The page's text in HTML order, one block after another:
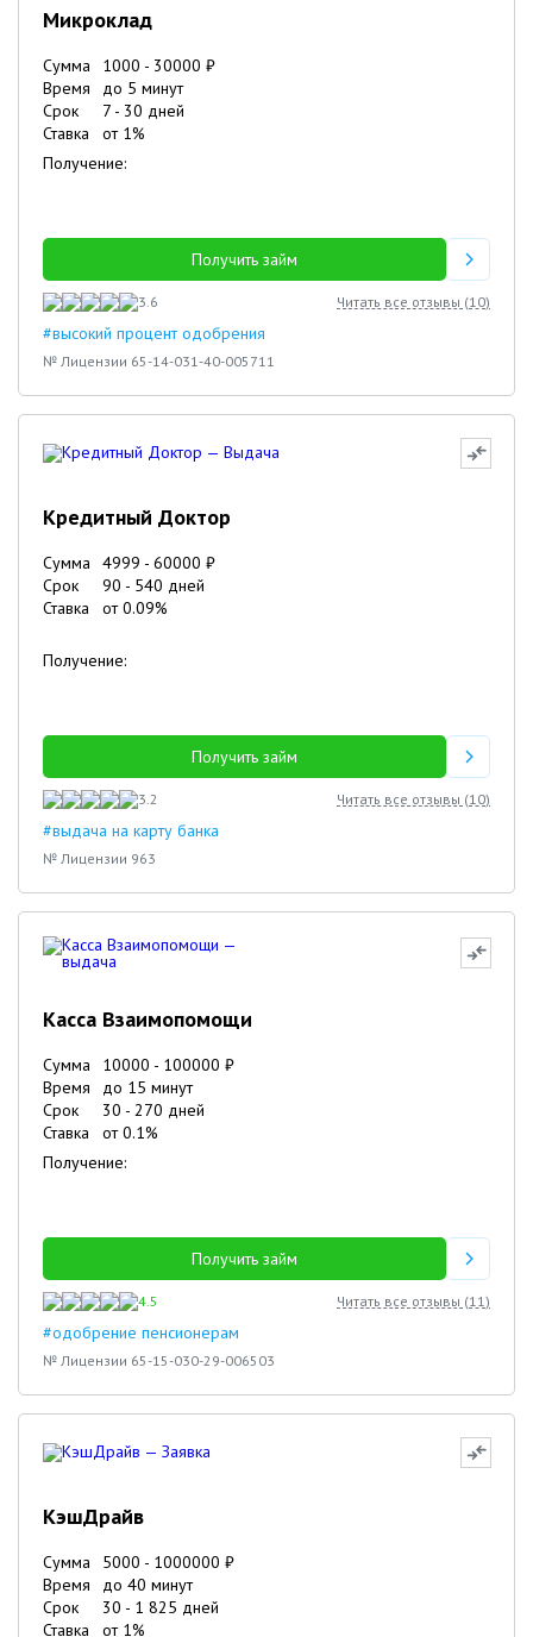
Микроклад
Сумма 1000 - 30000 ₽
Время
до 5 минут
Срок
7 - 30 дней
Ставка
от 1%
Получение:
Получить займ
3.6 Читать все отзывы (10)
#высокий процент одобрения
№ Лицензии 65-14-031-40-005711
Кредитный Доктор
Сумма 4999 - 60000 ₽
Срок
90 - 540 дней
Ставка
от0.09%
Получение:
Получить займ
3.2 Читать все отзывы (10)
#выдача на карту банка
№ Лицензии 963
Касса Взаимопомощи
Сумма 10000 - 100000 ₽
Время
до 15 минут
Срок
30 - 270 дней
Ставка
от0.1%
Получение:
Получить займ
4.5 Читать все отзывы (11)
#одобрение пенсионерам
№ Лицензии 65-15-030-29-006503
КэшДрайв
Сумма 5000 - 1000000 ₽
Время
до 40 минут
Срок
30 - 1 825 дней
Ставка
от 1%